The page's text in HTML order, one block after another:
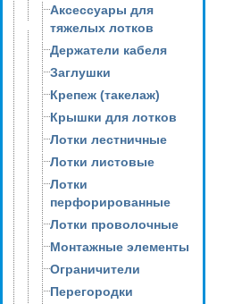
Аксессуары для
тяжелых лотков
Держатели кабеля
Заглушки
Крепеж (такелаж)
Крышки для лотков
Лотки лестничные
Лотки листовые
Лотки
перфорированные
Лотки проволочные
Монтажные элементы
Ограничители
Перегородки